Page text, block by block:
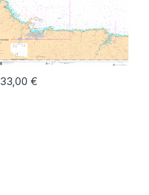
33,00 €